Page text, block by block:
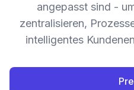
angepasst sind -
zentralisieren,
intelligentes